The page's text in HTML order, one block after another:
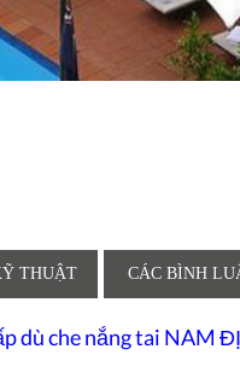
THUẬT CÁC BÌNH
dù che nắng tai NAM